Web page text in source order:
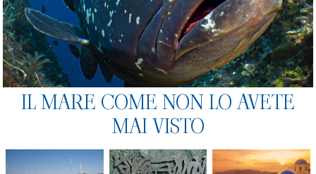
IL MARE COME NON LO AVETE
MAI VISTO